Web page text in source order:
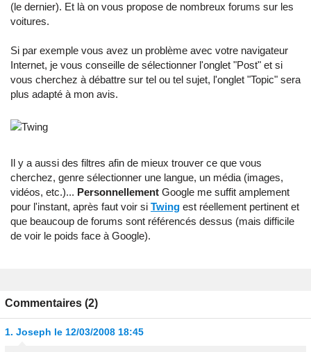
(le dernier). Et là on vous propose de nombreux forums sur les
voitures.
Si par exemple vous avez un problème avec votre navigateur
Internet, je vous conseille de sélectionner l'onglet "Post" et si
vous cherchez à débattre sur tel ou tel sujet, l'onglet "Topic" sera
plus adapté à mon avis.
Il y a aussi des filtres afin de mieux trouver ce que vous
cherchez, genre sélectionner une langue, un média (images,
vidéos, etc.)... Personnellement Google me suffit amplement
pour l'instant, après faut voir si Twing est réellement pertinent et
que beaucoup de forums sont référencés dessus (mais difficile
de voir le poids face à Google).
Commentaires (2)
1. Joseph le 12/03/2008 18:45